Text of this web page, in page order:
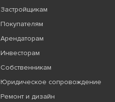
Застройщикам
Покупателям
Арендаторам
Инвесторам
Собственникам
Юридическое сопровождение
Ремонт и дизайн